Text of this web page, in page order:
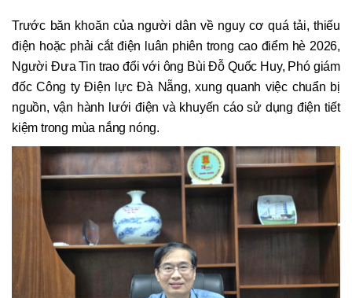
Trước băn khoăn của người dân về nguy cơ quá tải, thiếu
điện hoặc phải cắt điện luân phiên trong cao điểm hè 2026,
Người Đưa Tin trao đổi với ông Bùi Đỗ Quốc Huy, Phó giám
đốc Công ty Điện lực Đà Nẵng, xung quanh việc chuẩn bị
nguồn, vận hành lưới điện và khuyến cáo sử dụng điện tiết
kiệm trong mùa nắng nóng.